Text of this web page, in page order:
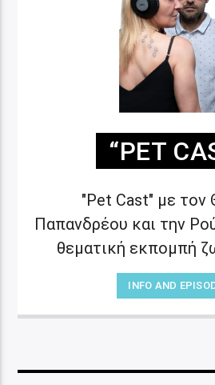
“PET
"Pet Cast" με τον
Παπανδρέου και την
θεματική εκπομπή
INFO AND